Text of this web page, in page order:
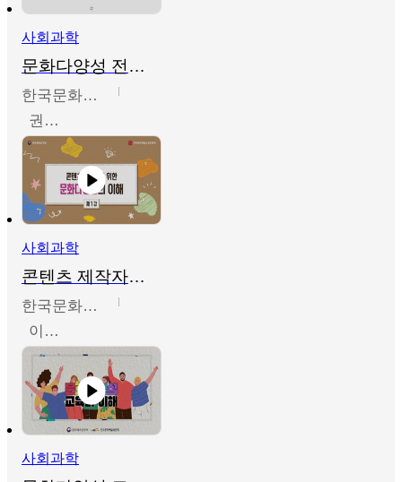
사회과학
문화다양성 전문인력 양성 기본과정 - 문화다양성의 이해
한국문화예술교육진흥원
권숙인 외 8명
사회과학
콘텐츠 제작자를 위한 문화다양성의 이해
한국문화예술교육진흥원
이성민
사회과학